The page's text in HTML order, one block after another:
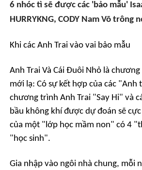
6 nhóc tì sẽ được các 'bảo mẫu'
HURRYKNG, CODY Nam Võ trông
Khi các Anh Trai vào vai bảo mẫu
Anh Trai Và Cái Đuôi Nhỏ là
mới lạ: Có sự kết hợp của các "Anh
chương trình Anh Trai "Say Hi" và
bầu không khí được dự đoán sẽ
của một "lớp học mầm non" có 4
"học sinh".
Gia nhập vào ngôi nhà chung, mỗi